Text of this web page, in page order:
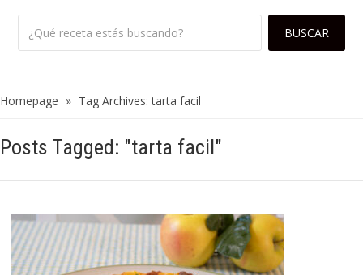
Homepage » Tag Archives: tarta facil
Posts Tagged: "tarta facil"